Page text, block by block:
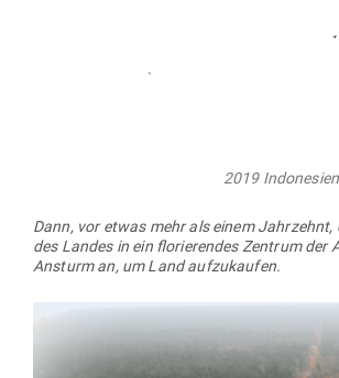
2019
Dann, vor etwas mehr als einem
des Landes in ein flo­rie­rendes Zentrum
Ansturm an, um Land aufzukaufen.